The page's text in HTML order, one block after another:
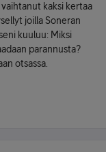
kaksi kertaa
joilla Soneran
kuuluu: Miksi
parannusta?
otsassa.